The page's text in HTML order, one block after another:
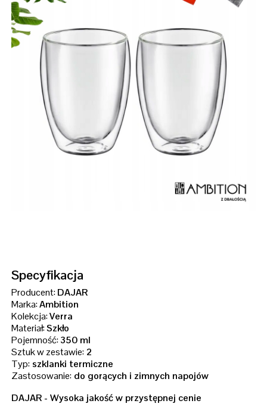
Specyfikacja
Producent:DAJAR
Marka:Ambition
Kolekcja:Verra
Materiał:Szkło
Pojemność:350 ml
Sztuk w zestawie:2
Typ: szklanki termiczne
Zastosowanie: do gorących i zimnych napojów
DAJAR - Wysoka jakość w przystępnej cenie